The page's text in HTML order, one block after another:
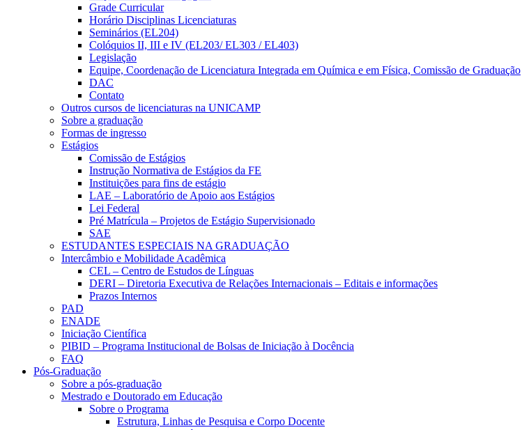
Grade Curricular
Horário Disciplinas Licenciaturas
Seminários (EL204)
Colóquios II, III e IV (EL203/ EL303 / EL403)
Legislação
Equipe, Coordenação de Licenciatura Integrada em Química e em Física, Comissão de Graduação
DAC
Contato
Outros cursos de licenciaturas na UNICAMP
Sobre a graduação
Formas de ingresso
Estágios
Comissão de Estágios
Instrução Normativa de Estágios da FE
Instituições para fins de estágio
LAE – Laboratório de Apoio aos Estágios
Lei Federal
Pré Matrícula – Projetos de Estágio Supervisionado
SAE
ESTUDANTES ESPECIAIS NA GRADUAÇÃO
Intercâmbio e Mobilidade Acadêmica
CEL – Centro de Estudos de Línguas
DERI – Diretoria Executiva de Relações Internacionais – Editais e informações
Prazos Internos
PAD
ENADE
Iniciação Científica
PIBID – Programa Institucional de Bolsas de Iniciação à Docência
FAQ
Pós-Graduação
Sobre a pós-graduação
Mestrado e Doutorado em Educação
Sobre o Programa
Estrutura, Linhas de Pesquisa e Corpo Docente